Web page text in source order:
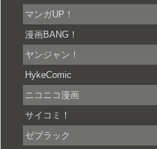
マンガUP！
漫画BANG！
ヤンジャン！
HykeComic
ニコニコ漫画
サイコミ！
ゼブラック